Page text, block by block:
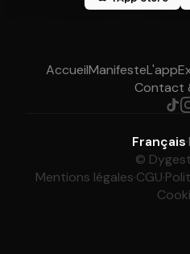
AccueilManifesteL'app
Contact
Français·
©
Mentions légales·CGU·